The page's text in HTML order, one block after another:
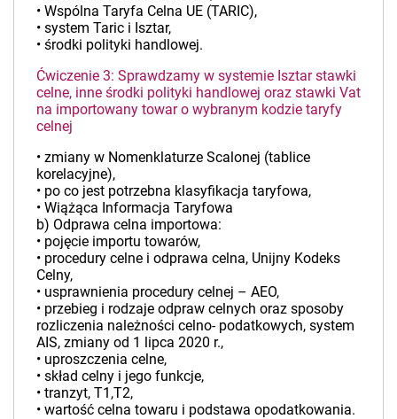
• Wspólna Taryfa Celna UE (TARIC),
• system Taric i Isztar,
• środki polityki handlowej.
Ćwiczenie 3: Sprawdzamy w systemie Isztar stawki
celne, inne środki polityki handlowej oraz stawki Vat
na importowany towar o wybranym kodzie taryfy
celnej
• zmiany w Nomenklaturze Scalonej (tablice
korelacyjne),
• po co jest potrzebna klasyfikacja taryfowa,
• Wiążąca Informacja Taryfowa
b) Odprawa celna importowa:
• pojęcie importu towarów,
• procedury celne i odprawa celna, Unijny Kodeks
Celny,
• usprawnienia procedury celnej – AEO,
• przebieg i rodzaje odpraw celnych oraz sposoby
rozliczenia należności celno- podatkowych, system
AIS, zmiany od 1 lipca 2020 r.,
• uproszczenia celne,
• skład celny i jego funkcje,
• tranzyt, T1,T2,
• wartość celna towaru i podstawa opodatkowania.